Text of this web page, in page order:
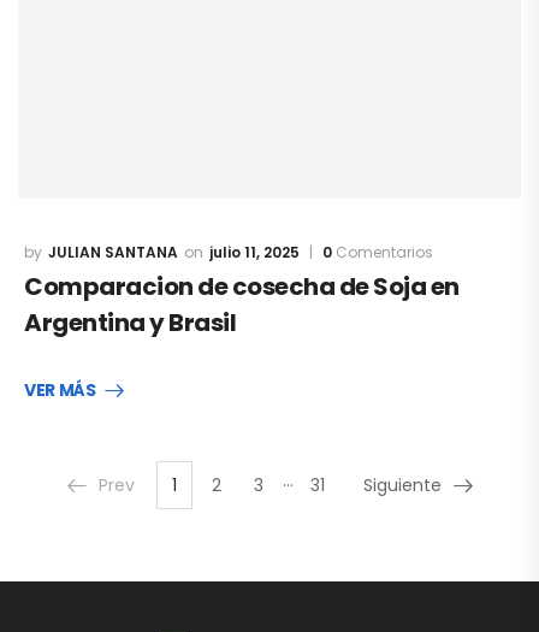
JULIAN SANTANA julio 11, 2025 0 Comentarios
Comparacion de cosecha de Soja en
Argentina y Brasil
VER MÁS
Prev 1 2 3 … 31 Siguiente